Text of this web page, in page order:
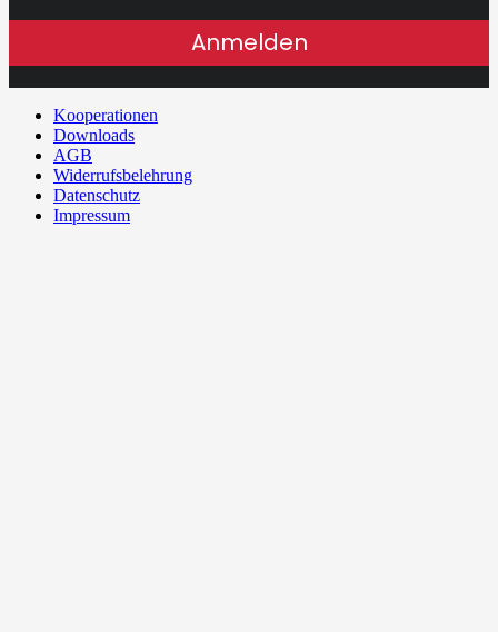
Anmelden
Kooperationen
Downloads
AGB
Widerrufsbelehrung
Datenschutz
Impressum